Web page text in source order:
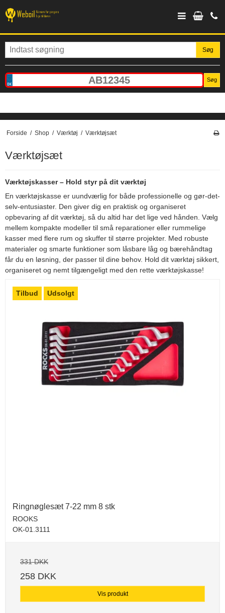
Søg
Søg
Forside / Shop / Værktøj / Værktøjsæt
Værktøjsæt
Værktøjskasser – Hold styr på dit værktøj
En værktøjskasse er uundværlig for både professionelle og gør-det-
selv-entusiaster. Den giver dig en praktisk og organiseret
opbevaring af dit værktøj, så du altid har det lige ved hånden. Vælg
mellem kompakte modeller til små reparationer eller rummelige
kasser med flere rum og skuffer til større projekter. Med robuste
materialer og smarte funktioner som låsbare låg og bærehåndtag
får du en løsning, der passer til dine behov. Hold dit værktøj sikkert,
organiseret og nemt tilgængeligt med den rette værktøjskasse!
Tilbud Udsolgt
Ringnøglesæt 7-22 mm 8 stk
ROOKS
OK-01.3111
331 DKK
258 DKK
Vis produkt